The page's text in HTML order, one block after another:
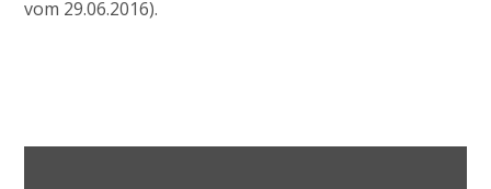
vom 29.06.2016).